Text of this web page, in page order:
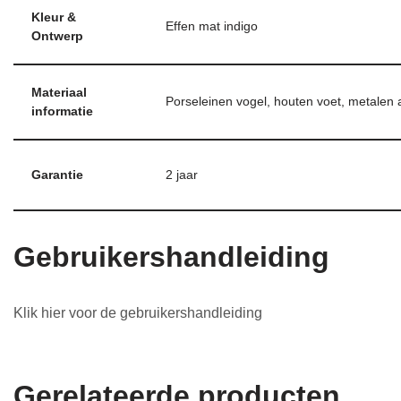
Kleur &
Ontwerp
Effen mat indigo
Materiaal
informatie
Porseleinen vogel, houten voet, metalen
Garantie 2 jaar
Gebruikershandleiding
Klik hier voor de gebruikershandleiding